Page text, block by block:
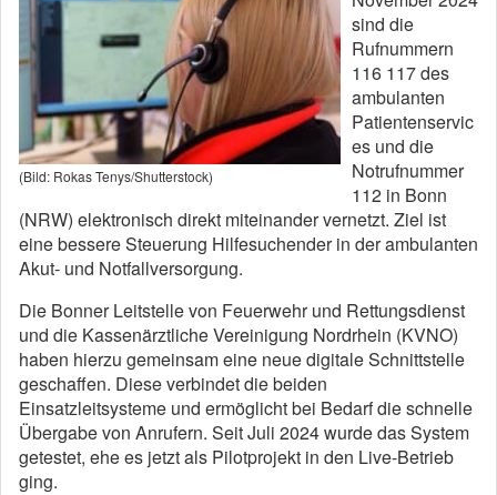
(Bild: Rokas Tenys/Shutterstock)
sind die
Rufnummern
116 117 des
ambulanten
Patientenservic
es und die
Notrufnummer
112 in Bonn
(NRW) elektronisch direkt miteinander vernetzt. Ziel ist
eine bessere Steuerung Hilfesuchender in der ambulanten
Akut- und Notfallversorgung.
Die Bonner Leitstelle von Feuerwehr und Rettungsdienst
und die Kassenärztliche Vereinigung Nordrhein (KVNO)
haben hierzu gemeinsam eine neue digitale Schnittstelle
geschaffen. Diese verbindet die beiden
Einsatzleitsysteme und ermöglicht bei Bedarf die schnelle
Übergabe von Anrufern. Seit Juli 2024 wurde das System
getestet, ehe es jetzt als Pilotprojekt in den Live-Betrieb
ging.